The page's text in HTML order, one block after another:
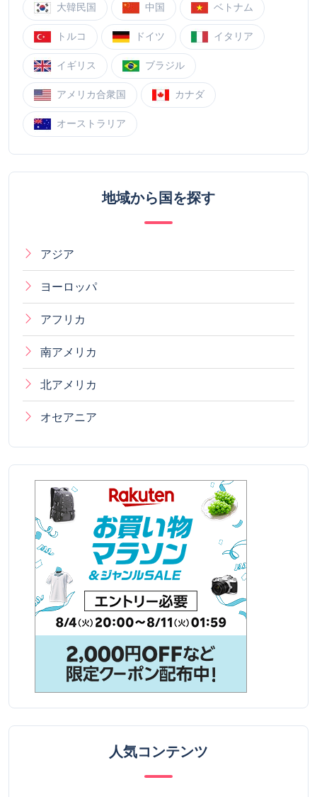
大韓民国 中国 ベトナム
トルコ ドイツ イタリア
イギリス ブラジル
アメリカ合衆国 カナダ
オーストラリア
地域から国を探す
アジア
ヨーロッパ
アフリカ
南アメリカ
北アメリカ
オセアニア
人気コンテンツ